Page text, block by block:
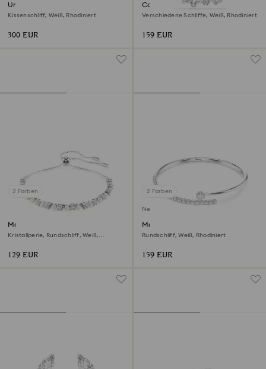
Una Angelic Halskette
Kissenschliff, Weiß, Rhodiniert
300 EUR
Constella Halskette
Verschiedene Schliffe, Weiß, Rhodiniert
159 EUR
2 Farben
Matrix Armband
Kristallperle, Rundschliff, Weiß,
129 EUR
2 Farben
Neu
Matrix Armreif
Rundschliff, Weiß, Rhodiniert
159 EUR